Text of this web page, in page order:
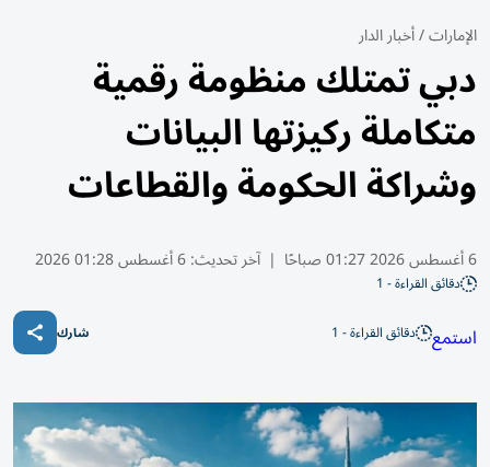
الإمارات/أخبار الدار
دبي تمتلك منظومة رقمية
متكاملة ركيزتها البيانات
وشراكة الحكومة والقطاعات
6 أغسطس 2026 01:27 صباحًا | آخر تحديث:6 أغسطس 01:28 2026
دقائق القراءة - 1
استمع دقائق القراءة - 1 شارك